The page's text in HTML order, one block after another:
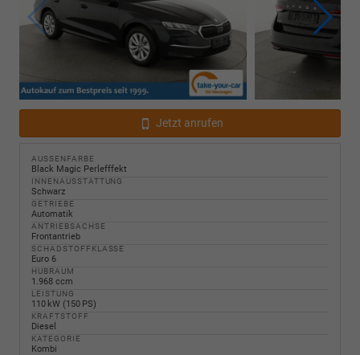
Jetzt anrufen
AUSSENFARBE
Black Magic Perlefffekt
INNENAUSSTATTUNG
Schwarz
GETRIEBE
Automatik
ANTRIEBSACHSE
Frontantrieb
SCHADSTOFFKLASSE
Euro 6
HUBRAUM
1.968 ccm
LEISTUNG
110 kW (150 PS)
KRAFTSTOFF
Diesel
KATEGORIE
Kombi